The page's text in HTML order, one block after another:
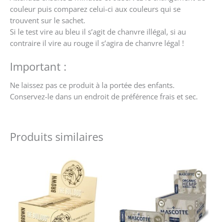
couleur puis comparez celui-ci aux couleurs qui se
trouvent sur le sachet.
Si le test vire au bleu il s’agit de chanvre illégal, si au
contraire il vire au rouge il s’agira de chanvre légal !
Important :
Ne laissez pas ce produit à la portée des enfants.
Conservez-le dans un endroit de préférence frais et sec.
Produits similaires